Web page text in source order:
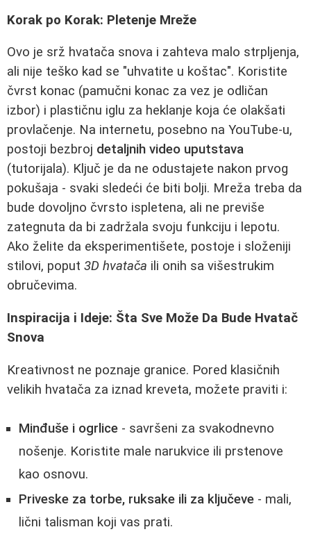
Korak po Korak: Pletenje Mreže
Ovo je srž hvatača snova i zahteva malo strpljenja,
ali nije teško kad se "uhvatite u koštac". Koristite
čvrst konac (pamučni konac za vez je odličan
izbor) i plastičnu iglu za heklanje koja će olakšati
provlačenje. Na internetu, posebno na YouTube-u,
postoji bezbroj detaljnih video uputstava
(tutorijala). Ključ je da ne odustajete nakon prvog
pokušaja - svaki sledeći će biti bolji. Mreža treba da
bude dovoljno čvrsto ispletena, ali ne previše
zategnuta da bi zadržala svoju funkciju i lepotu.
Ako želite da eksperimentišete, postoje i složeniji
stilovi, poput 3D hvatača ili onih sa višestrukim
obručevima.
Inspiracija i Ideje: Šta Sve Može Da Bude Hvatač
Snova
Kreativnost ne poznaje granice. Pored klasičnih
velikih hvatača za iznad kreveta, možete praviti i:
Minđuše i ogrlice - savršeni za svakodnevno
nošenje. Koristite male narukvice ili prstenove
kao osnovu.
Priveske za torbe, ruksake ili za ključeve - mali,
lični talisman koji vas prati.